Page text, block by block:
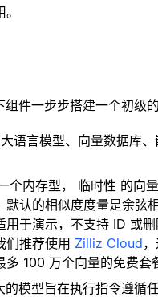
件一步步搭建一个初级的
语言模型、向量数据库
个内存型， 临时性 的向
默认的相似度度量是余
于演示，不支持 ID 或
们推荐使用 Zilliz Cloud
多 100 万个向量的免费套
的模型旨在执行指令遵循